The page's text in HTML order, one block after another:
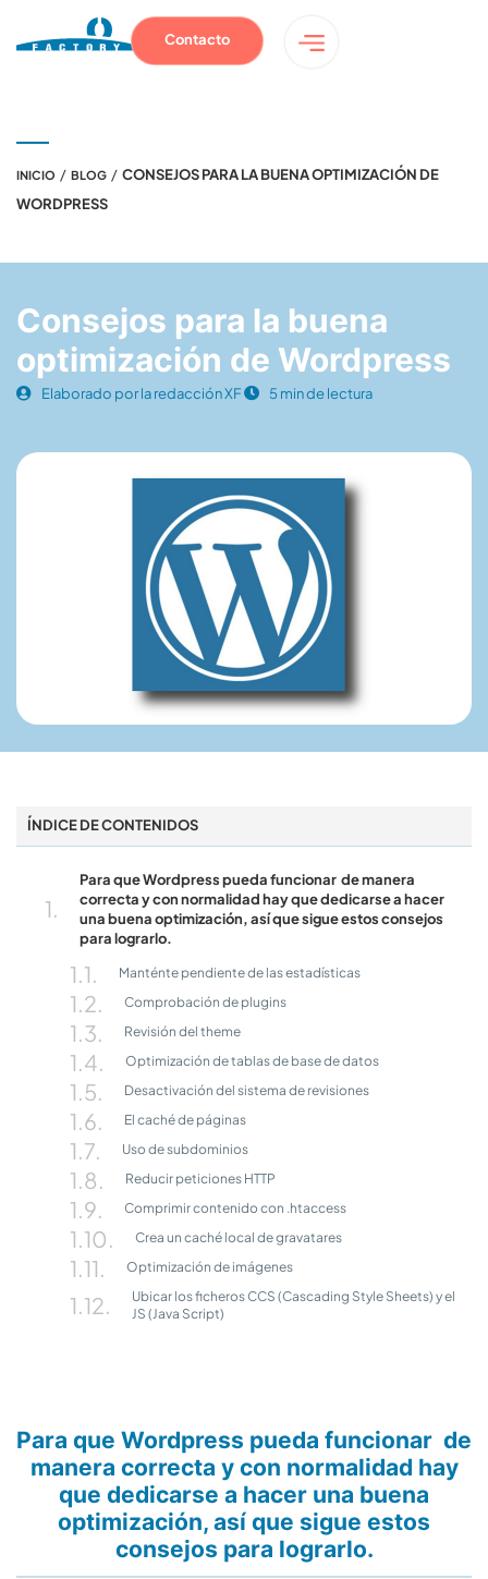
Contacto
INICIO / BLOG / CONSEJOS PARA LA BUENA OPTIMIZACIÓN DE
WORDPRESS
Consejos para la buena
optimización de Wordpress
Elaborado por la redacción XF 5 min de lectura
ÍNDICE DE CONTENIDOS
Para que Wordpress pueda funcionar de manera
correcta y con normalidad hay que dedicarse a hacer
una buena optimización, así que sigue estos consejos
para lograrlo.
Manténte pendiente de las estadísticas
Comprobación de plugins
Revisión del theme
Optimización de tablas de base de datos
Desactivación del sistema de revisiones
El caché de páginas
Uso de subdominios
Reducir peticiones HTTP
Comprimir contenido con .htaccess
Crea un caché local de gravatares
Optimización de imágenes
Ubicar los ficheros CCS (Cascading Style Sheets) y el
JS (Java Script)
Para que Wordpress pueda funcionar de
manera correcta y con normalidad hay
que dedicarse a hacer una buena
optimización, así que sigue estos
consejos para lograrlo.